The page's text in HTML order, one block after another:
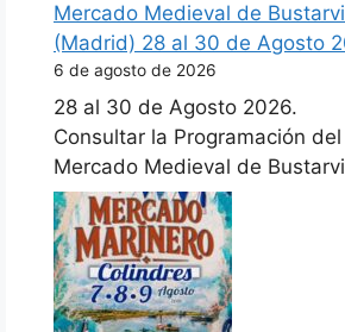
Mercado Medieval de
(Madrid) 28 al 30 de Agosto
6 de agosto de 2026
28 al 30 de Agosto 2026.
Consultar la Programación del
Mercado Medieval de